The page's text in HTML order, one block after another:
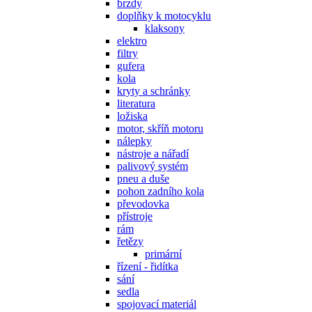
brzdy
doplňky k motocyklu
klaksony
elektro
filtry
gufera
kola
kryty a schránky
literatura
ložiska
motor, skříň motoru
nálepky
nástroje a nářadí
palivový systém
pneu a duše
pohon zadního kola
převodovka
přístroje
rám
řetězy
primární
řízení - řidítka
sání
sedla
spojovací materiál